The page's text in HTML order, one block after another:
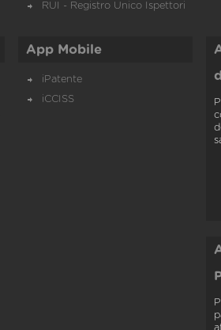
RUI - Registro Unico Ispettori
App Mobile
iPatente
iCCISS